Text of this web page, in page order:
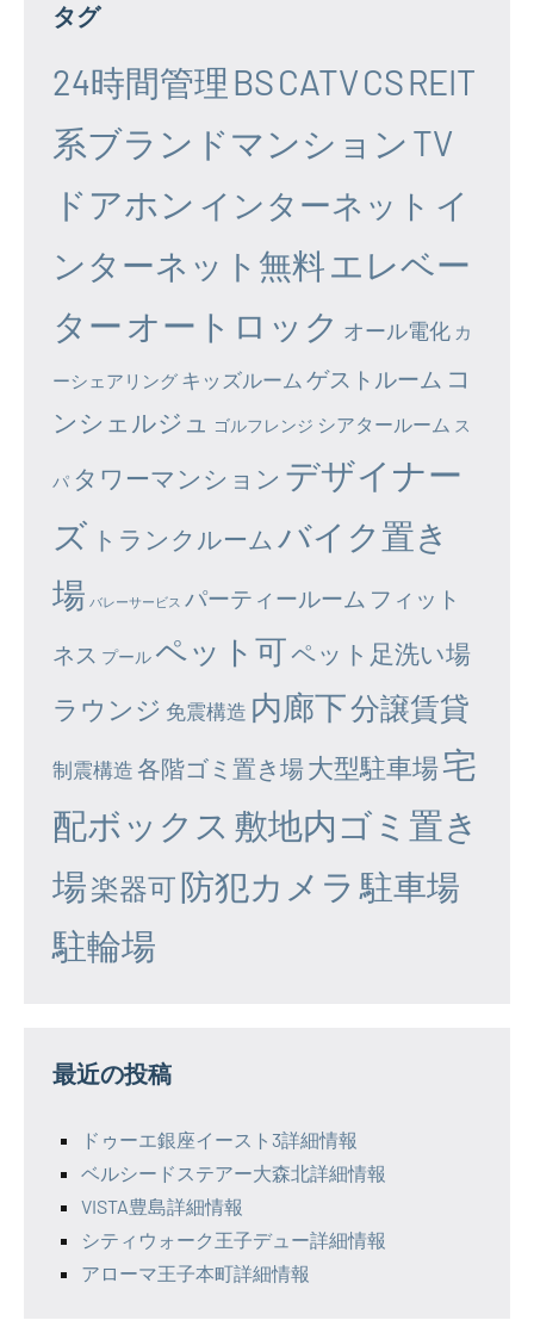
タグ
24時間管理 BSCATVCSREIT
系ブランドマンション TV
ドアホン インターネット イ
ンターネット無料エレベー
ター オートロック オール電化 カ
ーシェアリング キッズルーム ゲストルーム コ
ンシェルジュ
ゴルフレンジ シアタールーム ス
パ タワーマンション デザイナー
ズ トランクルーム バイク置き
場 バレーサービス パーティールーム フィット
ネス プール ペット可ペット足洗い場
ラウンジ 免震構造 内廊下分譲賃貸
制震構造 各階ゴミ置き場大型駐車場宅
配ボックス 敷地内ゴミ置き
場楽器可防犯カメラ 駐車場
駐輪場
最近の投稿
ドゥーエ銀座イースト3詳細情報
ベルシードステアー大森北詳細情報
VISTA豊島詳細情報
シティウォーク王子デュー詳細情報
アローマ王子本町詳細情報